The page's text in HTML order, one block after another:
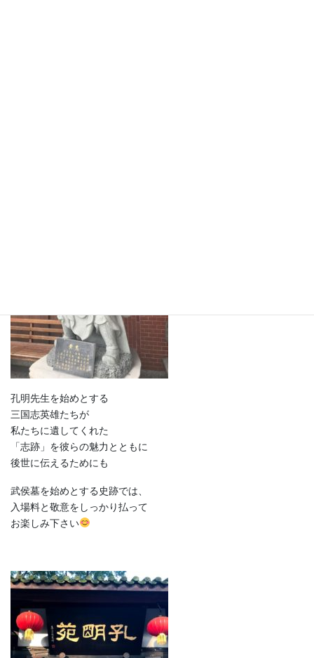
孔明先生を始めとする
三国志英雄たちが
私たちに遺してくれた
「志跡」を彼らの魅力とともに
後世に伝えるためにも
武侯墓を始めとする史跡では、
入場料と敬意をしっかり払って
お楽しみ下さい